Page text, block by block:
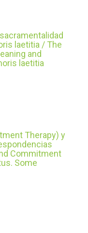
laetitia / The
and
laetitia
Therapy) y
Commitment
Some